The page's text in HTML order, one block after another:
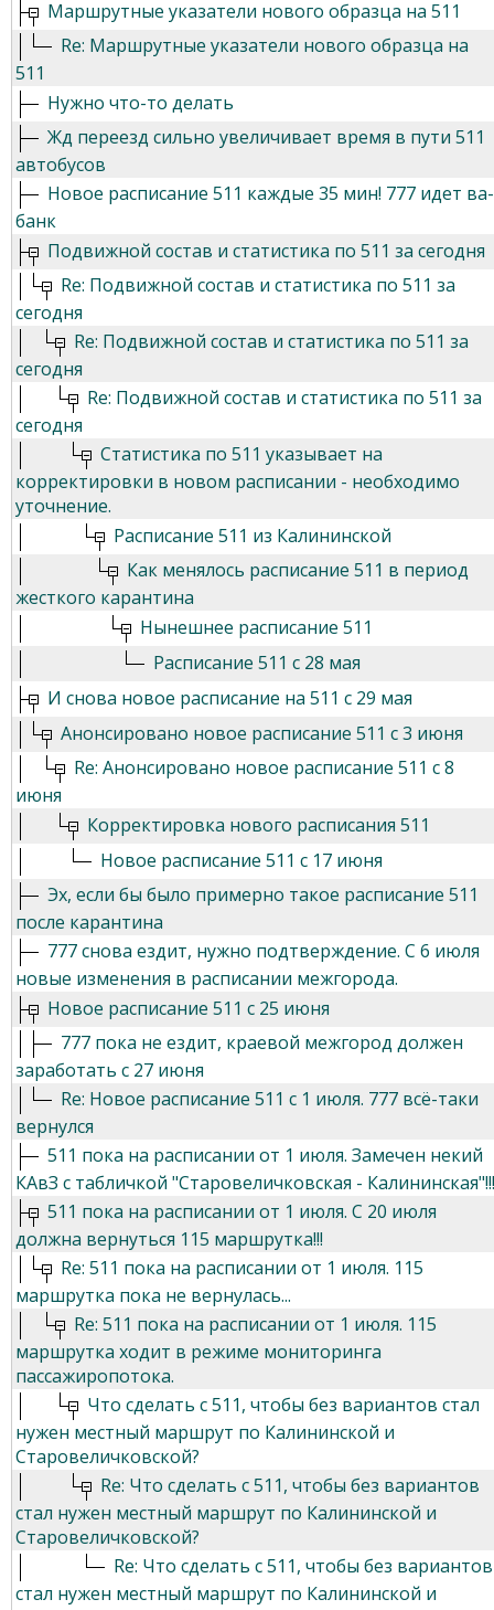
Маршрутные указатели нового образца на 511
Re: Маршрутные указатели нового образца на
511
Нужно что-то делать
Жд переезд сильно увеличивает время в пути 511
автобусов
Новое расписание 511 каждые 35 мин! 777 идет ва-
банк
Подвижной состав и статистика по 511 за сегодня
Re: Подвижной состав и статистика по 511 за
сегодня
Re: Подвижной состав и статистика по 511 за
сегодня
Re: Подвижной состав и статистика по 511 за
сегодня
Статистика по 511 указывает на
корректировки в новом расписании - необходимо
уточнение.
Расписание 511 из Калининской
Как менялось расписание 511 в период
жесткого карантина
Нынешнее расписание 511
Расписание 511 с 28 мая
И снова новое расписание на 511 с 29 мая
Анонсировано новое расписание 511 с 3 июня
Re: Анонсировано новое расписание 511 с 8
июня
Корректировка нового расписания 511
Новое расписание 511 с 17 июня
Эх, если бы было примерно такое расписание 511
после карантина
777 снова ездит, нужно подтверждение. С 6 июля
новые изменения в расписании межгорода.
Новое расписание 511 с 25 июня
777 пока не ездит, краевой межгород должен
заработать с 27 июня
Re: Новое расписание 511 с 1 июля. 777 всё-таки
вернулся
511 пока на расписании от 1 июля. Замечен некий
КАвЗ с табличкой "Старовеличковская - Калининская"!!!
511 пока на расписании от 1 июля. С 20 июля
должна вернуться 115 маршрутка!!!
Re: 511 пока на расписании от 1 июля. 115
маршрутка пока не вернулась...
Re: 511 пока на расписании от 1 июля. 115
маршрутка ходит в режиме мониторинга
пассажиропотока.
Что сделать с 511, чтобы без вариантов стал
нужен местный маршрут по Калининской и
Старовеличковской?
Re: Что сделать с 511, чтобы без вариантов
стал нужен местный маршрут по Калининской и
Старовеличковской?
Re: Что сделать с 511, чтобы без вариантов
стал нужен местный маршрут по Калининской и